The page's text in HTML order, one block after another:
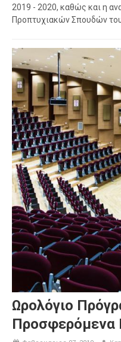
2019 - 2020, καθώς και η
Προπτυχιακών Σπουδών του
Ωρολόγιο
Προσφερόμενα